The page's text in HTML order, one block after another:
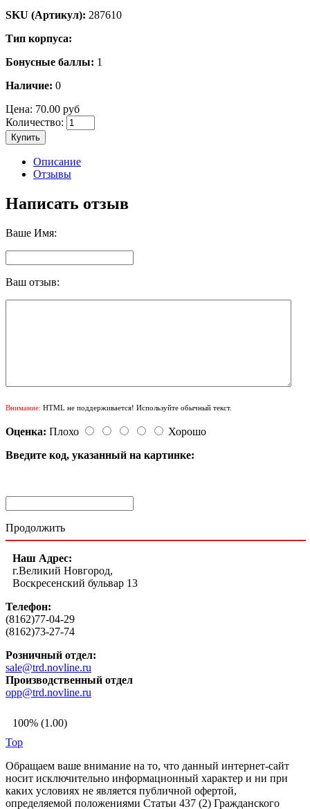
SKU (Артикул): 287610
Тип корпуса:
Бонусные баллы: 1
Наличие: 0
Цена: 70.00 руб
Количество:
Купить
Описание
Отзывы
Написать отзыв
Ваше Имя:
Ваш отзыв:
Внимание: HTML не поддерживается! Используйте обычный текст.
Оценка: Плохо
Хорошо
Введите код, указанный на картинке:
Продолжить
Наш Адрес:
г.Великий Новгород,
Воскресенский бульвар 13
Телефон:
(8162)77-04-29
(8162)73-27-74
Розничный отдел:
sale@trd.novline.ru
Производственный отдел
opp@trd.novline.ru
100% (1.00)
Top
Обращаем ваше внимание на то, что данный интернет-сайт
носит исключительно информационный характер и ни при
каких условиях не является публичной офертой,
определяемой положениями Статьи 437 (2) Гражданского